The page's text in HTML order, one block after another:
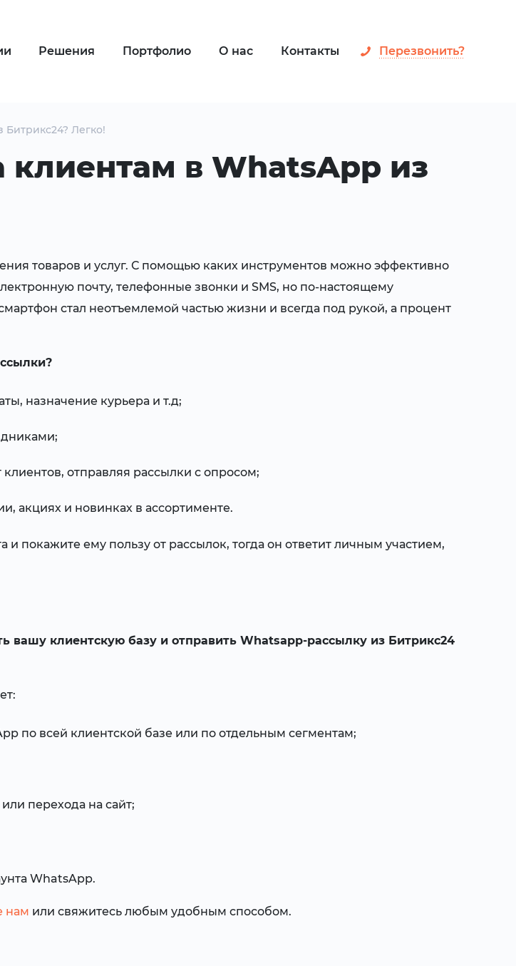
Решения Портфолио О нас Контакты Перезвонить?
Легко!
в WhatsApp из
товаров и услуг. С помощью каких инструментов можно эффективно
почту, телефонные звонки и SMS, но по-настоящему
стал неотъемлемой частью жизни и всегда под рукой, а процент
назначение курьера и т.д;
отправляя рассылки с опросом;
акциях и новинках в ассортименте.
покажите ему пользу от рассылок, тогда он ответит личным участием,
клиентскую базу и отправить Whatsapp-рассылку из Битрикс24
по всей клиентской базе или по отдельным сегментам;
перехода на сайт;
WhatsApp.
нам или свяжитесь любым удобным способом.